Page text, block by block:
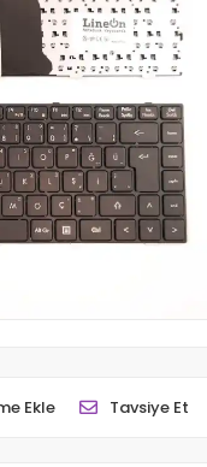
Ekle Tavsiye Et